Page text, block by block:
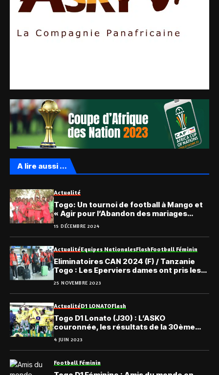
A lire aussi ...
Actualité
Togo: Un tournoi de football à Mango et
« Agir pour l’Abandon des mariages
d’enfants… »
15 DÉCEMBRE 2024
ActualitéEquipes NationalesFlashFootball Féminin
Eliminatoires CAN 2024 (F) / Tanzanie
Togo : Les Eperviers dames ont pris les
25 NOVEMBRE 2023
ActualitéD1 LONATOFlash
Togo D1 Lonato (J30) : L’ASKO
couronnée, les résultats de la 30ème
4 JUIN 2023
Football Féminin